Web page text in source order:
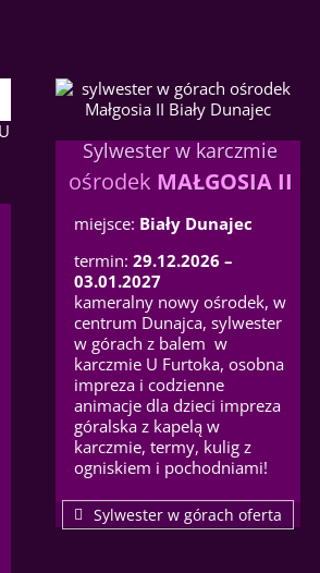
Sylwester w karczmie
ośrodek MAŁGOSIA II
miejsce: Biały Dunajec
termin: 29.12.2026 –
03.01.2027
kameralny nowy ośrodek, w
centrum Dunajca, sylwester
w górach z balem w
karczmie U Furtoka, osobna
impreza i codzienne
animacje dla dzieci impreza
góralska z kapelą w
karczmie, termy, kulig z
ogniskiem i pochodniami!
Sylwester w górach oferta